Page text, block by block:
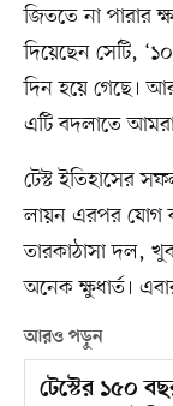
জিততে না পারার
দিয়েছেন সেটি,
দিন হয়ে গেছে।
এটি বদলাতে আমরা
টেস্ট ইতিহাসের
লায়ন এরপর যোগ
তারকাঠাসা দল,
অনেক ক্ষুধার্ত।
আরও পড়ুন
টেস্টের ১৫০